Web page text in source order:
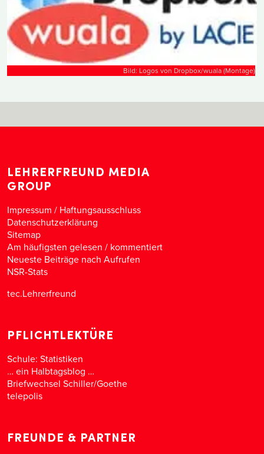
Bild: Logos von Dropbox/wuala (Montage)
LEHRERFREUND MEDIA
GROUP
Impressum / Haftungsausschluss
Datenschutzerklärung
Sitemap
Am häufigsten gelesen / kommentiert
Neueste Beiträge nach Aufrufen
NSR-Stats
tec.Lehrerfreund
PFLICHTLEKTÜRE
Schule: Statistiken
… ein Halbtagsblog …
Briefwechsel Schiller/Goethe
telepolis
FREUNDE & PARTNER